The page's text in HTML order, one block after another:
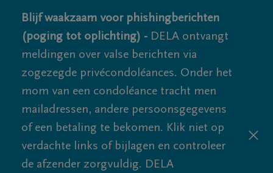
Blijf waakzaam voor phishingberichten
(poging tot oplichting) - DELA ontvangt
meldingen over valse berichten via
zogezegde privécondoléances. Onder het
mom van een condoléance tracht men
mailadressen, andere persoonsgegevens
of een betaling te bekomen. Klik niet op
verdachte links of bijlagen en controleer
de afzender zorgvuldig. DELA